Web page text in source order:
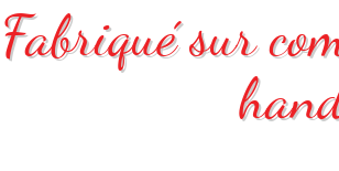
Fabriqué sur